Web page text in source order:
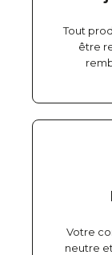
Tout
être
Votre
neutre